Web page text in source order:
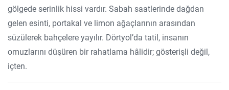
gölgede serinlik hissi vardır. Sabah saatlerinde dağdan
gelen esinti, portakal ve limon ağaçlarının arasından
süzülerek bahçelere yayılır. Dörtyol’da tatil, insanın
omuzlarını düşüren bir rahatlama hâlidir; gösterişli değil,
içten.